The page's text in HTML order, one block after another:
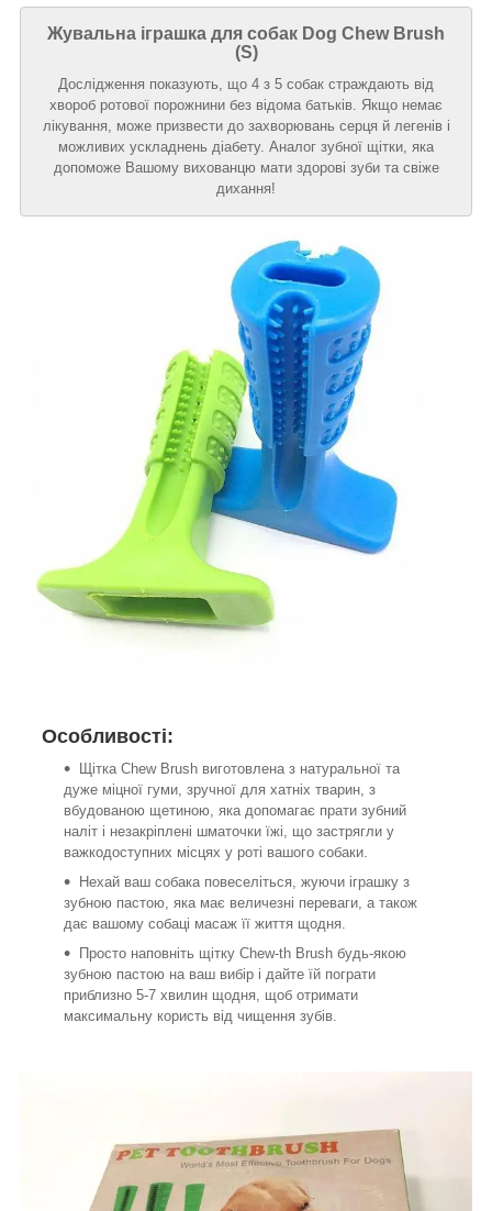
Жувальна іграшка для собак Dog Chew Brush
(S)
Дослідження показують, що 4 з 5 собак страждають від
хвороб ротової порожнини без відома батьків. Якщо немає
лікування, може призвести до захворювань серця й легенів і
можливих ускладнень діабету. Аналог зубної щітки, яка
допоможе Вашому вихованцю мати здорові зуби та свіже
дихання!
Особливості:
Щітка Chew Brush виготовлена з натуральної та
дуже міцної гуми, зручної для хатніх тварин, з
вбудованою щетиною, яка допомагає прати зубний
наліт і незакріплені шматочки їжі, що застрягли у
важкодоступних місцях у роті вашого собаки.
Нехай ваш собака повеселіться, жуючи іграшку з
зубною пастою, яка має величезні переваги, а також
дає вашому собаці масаж її життя щодня.
Просто наповніть щітку Chew-th Brush будь-якою
зубною пастою на ваш вибір і дайте їй пограти
приблизно 5-7 хвилин щодня, щоб отримати
максимальну користь від чищення зубів.